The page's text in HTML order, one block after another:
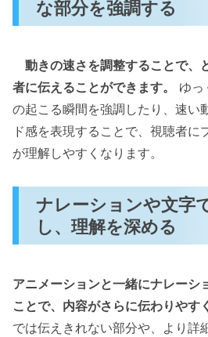
な部分を強調する
動きの速さを調整することで、
者に伝えることができます。
ゆっ
の起こる瞬間を強調したり、速い
ド感を表現することで、視聴者に
が理解しやすくなります。
ナレーションや文字
し、理解を深める
アニメーションと一緒にナレーシ
ことで、内容がさらに伝わりやす
では伝えきれない部分や、より詳